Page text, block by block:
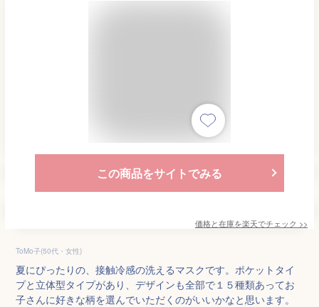
この商品をサイトでみる
価格と在庫を楽天でチェック >>
ToMo子(50代・女性)
夏にぴったりの、接触冷感の洗えるマスクです。ポケットタイ
プと立体型タイプがあり、デザインも全部で１５種類あってお
子さんに好きな柄を選んでいただくのがいいかなと思います。